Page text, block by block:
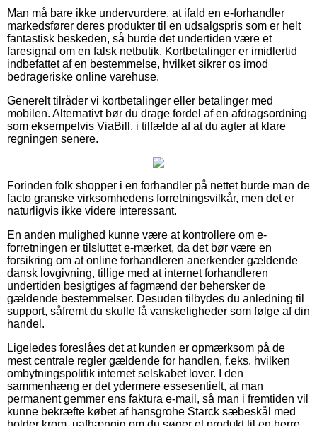
Man må bare ikke undervurdere, at ifald en e-forhandler
markedsfører deres produkter til en udsalgspris som er helt
fantastisk beskeden, så burde det undertiden være et
faresignal om en falsk netbutik. Kortbetalinger er imidlertid
indbefattet af en bestemmelse, hvilket sikrer os imod
bedrageriske online varehuse.
Generelt tilråder vi kortbetalinger eller betalinger med
mobilen. Alternativt bør du drage fordel af en afdragsordning
som eksempelvis ViaBill, i tilfælde af at du agter at klare
regningen senere.
Forinden folk shopper i en forhandler på nettet burde man de
facto granske virksomhedens forretningsvilkår, men det er
naturligvis ikke videre interessant.
En anden mulighed kunne være at kontrollere om e-
forretningen er tilsluttet e-mærket, da det bør være en
forsikring om at online forhandleren anerkender gældende
dansk lovgivning, tillige med at internet forhandleren
undertiden besigtiges af fagmænd der behersker de
gældende bestemmelser. Desuden tilbydes du anledning til
support, såfremt du skulle få vanskeligheder som følge af din
handel.
Ligeledes foreslåes det at kunden er opmærksom på de
mest centrale regler gældende for handlen, f.eks. hvilken
ombytningspolitik internet selskabet lover. I den
sammenhæng er det ydermere essesentielt, at man
permanent gemmer ens faktura e-mail, så man i fremtiden vil
kunne bekræfte købet af hansgrohe Starck sæbeskål med